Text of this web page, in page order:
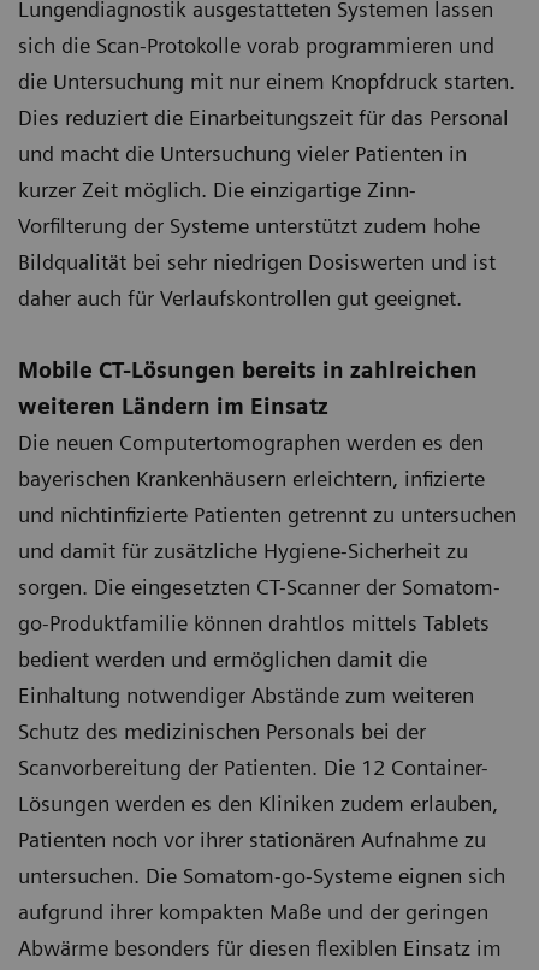
Lungendiagnostik ausgestatteten Systemen lassen
sich die Scan-Protokolle vorab programmieren und
die Untersuchung mit nur einem Knopfdruck starten.
Dies reduziert die Einarbeitungszeit für das Personal
und macht die Untersuchung vieler Patienten in
kurzer Zeit möglich. Die einzigartige Zinn-
Vorfilterung der Systeme unterstützt zudem hohe
Bildqualität bei sehr niedrigen Dosiswerten und ist
daher auch für Verlaufskontrollen gut geeignet.
Mobile CT-Lösungen bereits in zahlreichen
weiteren Ländern im Einsatz
Die neuen Computertomographen werden es den
bayerischen Krankenhäusern erleichtern, infizierte
und nichtinfizierte Patienten getrennt zu untersuchen
und damit für zusätzliche Hygiene-Sicherheit zu
sorgen. Die eingesetzten CT-Scanner der Somatom-
go-Produktfamilie können drahtlos mittels Tablets
bedient werden und ermöglichen damit die
Einhaltung notwendiger Abstände zum weiteren
Schutz des medizinischen Personals bei der
Scanvorbereitung der Patienten. Die 12 Container-
Lösungen werden es den Kliniken zudem erlauben,
Patienten noch vor ihrer stationären Aufnahme zu
untersuchen. Die Somatom-go-Systeme eignen sich
aufgrund ihrer kompakten Maße und der geringen
Abwärme besonders für diesen flexiblen Einsatz im